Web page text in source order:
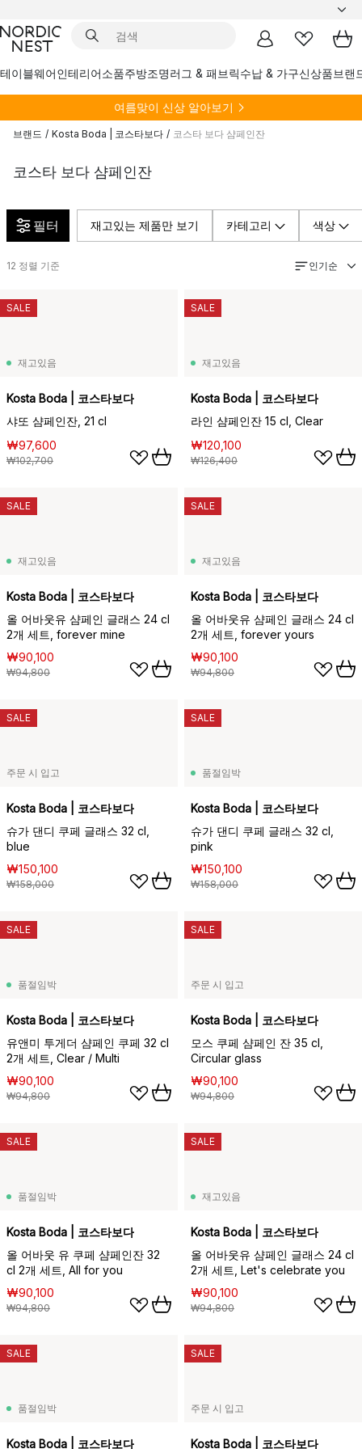
테이블웨어인테리어소품주방조명러그 & 패브릭수납 & 가구신상품브랜
여름맞이 신상 알아보기
브랜드 / Kosta Boda | 코스타보다 / 코스타 보다 샴페인잔
코스타 보다 샴페인잔
필터 재고있는 제품만 보기 카테고리 색상
12 정렬 기준 인기순
재고있음
Kosta Boda | 코스타보다
샤또 샴페인잔, 21 cl
₩97,600
₩102,700
SALE
재고있음
Kosta Boda | 코스타보다
라인 샴페인잔 15 cl, Clear
₩120,100
₩126,400
SALE
재고있음
Kosta Boda | 코스타보다
올 어바웃유 샴페인 글래스 24 cl
2개 세트, forever mine
₩90,100
₩94,800
SALE
재고있음
Kosta Boda | 코스타보다
올 어바웃유 샴페인 글래스 24 cl
2개 세트, forever yours
₩90,100
₩94,800
SALE
주문 시 입고
Kosta Boda | 코스타보다
슈가 댄디 쿠페 글래스 32 cl,
blue
₩150,100
₩158,000
SALE
품절임박
Kosta Boda | 코스타보다
슈가 댄디 쿠페 글래스 32 cl,
pink
₩150,100
₩158,000
SALE
품절임박
Kosta Boda | 코스타보다
유앤미 투게더 샴페인 쿠페 32 cl
2개 세트, Clear / Multi
₩90,100
₩94,800
SALE
주문 시 입고
Kosta Boda | 코스타보다
모스 쿠페 샴페인 잔 35 cl,
Circular glass
₩90,100
₩94,800
SALE
품절임박
Kosta Boda | 코스타보다
올 어바웃 유 쿠페 샴페인잔 32
cl 2개 세트, All for you
₩90,100
₩94,800
SALE
재고있음
Kosta Boda | 코스타보다
올 어바웃유 샴페인 글래스 24 cl
2개 세트, Let's celebrate you
₩90,100
₩94,800
SALE
품절임박
Kosta Boda | 코스타보다
SALE
주문 시 입고
Kosta Boda | 코스타보다
SALE